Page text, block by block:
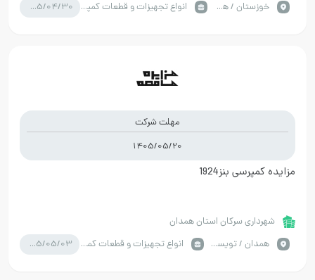
خوزستان / هویزه
انواع تجهیزات و قطعات کمپرسور 1405/04/30
مهلت شرکت
1405/05/20
مزایده کمپرسی بنز1924
شهرداری سرکان استان همدان
همدان / تویسرکان
انواع تجهیزات و قطعات کمپرسور 1405/05/03